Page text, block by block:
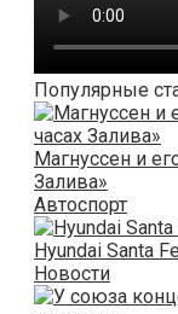
Популярные
Магнуссен и
Залива»
Автоспорт
Hyundai Santa
Новости